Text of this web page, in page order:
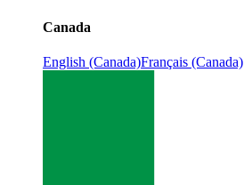
Canada
English (Canada)Français (Canada)